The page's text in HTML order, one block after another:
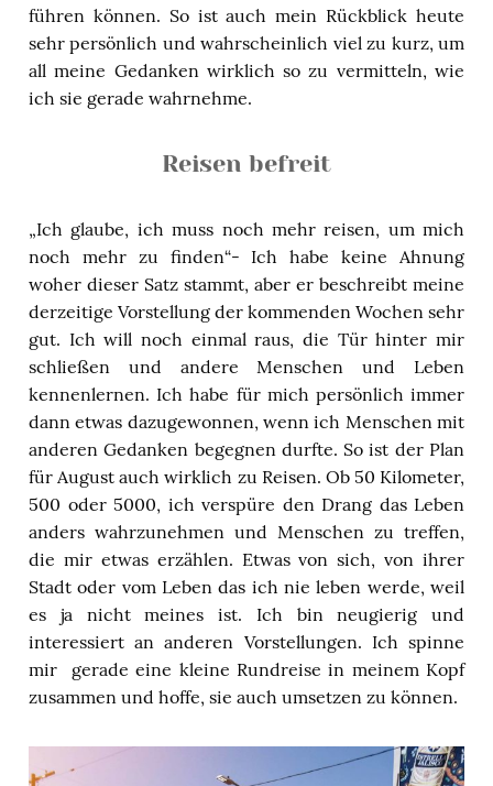
führen können. So ist auch mein Rückblick heute
sehr persönlich und wahrscheinlich viel zu kurz, um
all meine Gedanken wirklich so zu vermitteln, wie
ich sie gerade wahrnehme.
Reisen befreit
„Ich glaube, ich muss noch mehr reisen, um mich
noch mehr zu finden“- Ich habe keine Ahnung
woher dieser Satz stammt, aber er beschreibt meine
derzeitige Vorstellung der kommenden Wochen sehr
gut. Ich will noch einmal raus, die Tür hinter mir
schließen und andere Menschen und Leben
kennenlernen. Ich habe für mich persönlich immer
dann etwas dazugewonnen, wenn ich Menschen mit
anderen Gedanken begegnen durfte. So ist der Plan
für August auch wirklich zu Reisen. Ob 50 Kilometer,
500 oder 5000, ich verspüre den Drang das Leben
anders wahrzunehmen und Menschen zu treffen,
die mir etwas erzählen. Etwas von sich, von ihrer
Stadt oder vom Leben das ich nie leben werde, weil
es ja nicht meines ist. Ich bin neugierig und
interessiert an anderen Vorstellungen. Ich spinne
mir gerade eine kleine Rundreise in meinem Kopf
zusammen und hoffe, sie auch umsetzen zu können.